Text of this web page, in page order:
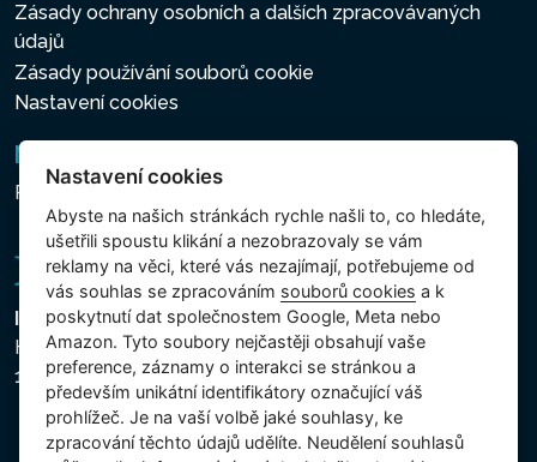
Zásady ochrany osobních a dalších zpracovávaných
údajů
Zásady používání souborů cookie
Nastavení cookies
Newsletter
Přihlášení k odběru novinek
Intex Trading, s.r.o.
Hradecká 2526/3
130 00 Praha 3 - Česká republika
Nastavení cookies
Abyste na našich stránkách rychle našli to, co hledáte,
ušetřili spoustu klikání a nezobrazovaly se vám
reklamy na věci, které vás nezajímají, potřebujeme od
vás souhlas se zpracováním souborů cookies a k
poskytnutí dat společnostem Google, Meta nebo
Amazon. Tyto soubory nejčastěji obsahují vaše
preference, záznamy o interakci se stránkou a
především unikátní identifikátory označující váš
prohlížeč. Je na vaší volbě jaké souhlasy, ke
zpracování těchto údajů udělíte. Neudělení souhlasů